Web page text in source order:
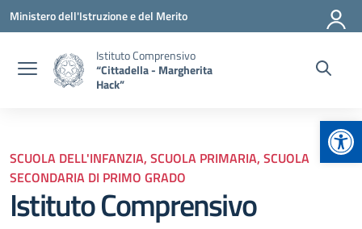
Vai ai contenuti
Vai al menu di navigazione
Vai al footer
Ministero dell'Istruzione e del Merito
Istituto Comprensivo
“Cittadella - Margherita
Hack”
SCUOLA DELL'INFANZIA, SCUOLA PRIMARIA, SCUOLA
SECONDARIA DI PRIMO GRADO
Istituto Comprensivo